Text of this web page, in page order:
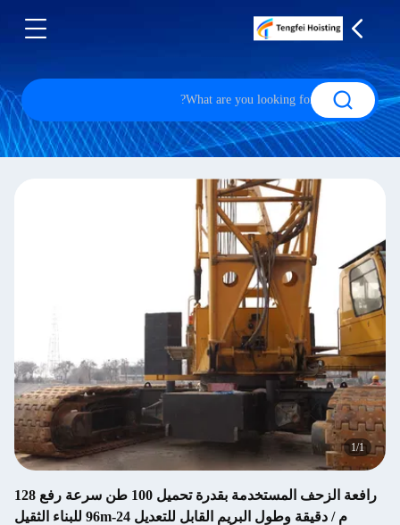
1/1
رافعة الزحف المستخدمة بقدرة تحميل 100 طن سرعة رفع 128
م / دقيقة وطول البريم القابل للتعديل 24-96m للبناء الثقيل